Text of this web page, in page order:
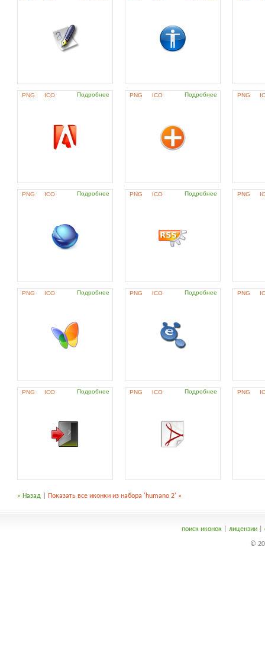
PNG ICO Подробнее PNG ICO Подробнее PNG
PNG ICO Подробнее PNG ICO Подробнее PNG
PNG ICO Подробнее PNG ICO Подробнее PNG
PNG ICO Подробнее PNG ICO Подробнее PNG
« Назад Показать все иконки из набора 'humano 2' »
поиск иконок| лицензии|
©